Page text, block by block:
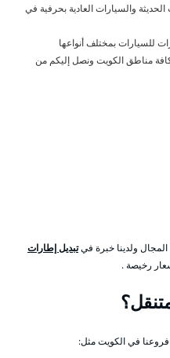
والسيارات العادية بحرفية في
للسيارات بمختلف أنواعها
مناطق الكويت ونصل إليكم من
المجال ولدينا خبرة فيتبديل إطارات
رخيصة .
في الكويت مثل: